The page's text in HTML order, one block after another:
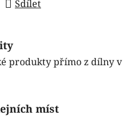
Sdílet
produkty přímo z dílny v
míst